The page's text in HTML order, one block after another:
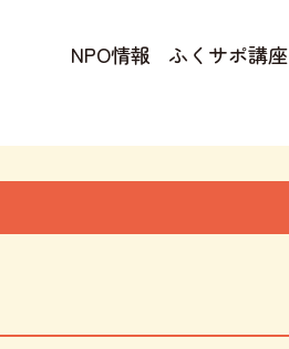
NPO情報 ふくサポ講座